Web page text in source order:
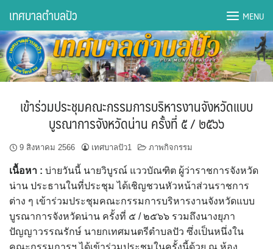
content
DWQA Ask Question
DWQA Questions
กองการศึกษา
กองคลัง
กองช่าง
กองยุทธศาสตร์และงบประมาณ
กองสาธารณสุขฯ
เทศบาลตำบลปัว MENU
เข้าร่วมประชุมคณะกรรมการบริหารงานจังหวัดแบบ
บูรณาการจังหวัดน่าน ครั้งที่ ๕ / ๒๕๖๖
9 สิงหาคม 2566 เทศบาลปัว1 ภาพกิจกรรม
เนื้อหา : บ่ายวันนี้ นายวิบูรณ์ แววบัณฑิต ผู้ว่าราชการจังหวัด
น่าน ประธานในที่ประชุม ได้เชิญชวนหัวหน้าส่วนราชการ
ต่าง ๆ เข้าร่วมประชุมคณะกรรมการบริหารงานจังหวัดแบบ
บูรณาการจังหวัดน่าน ครั้งที่ ๕ / ๒๕๖๖ รวมถึงนางยุภา
ปัญญาวรรณรักษ์ นายกเทศมนตรีตำบลปัว ซึ่งเป็นหนึ่งใน